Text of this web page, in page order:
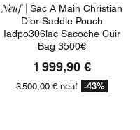
Neuf | Sac A Main Christian
Dior Saddle Pouch
Iadpo306lac Sacoche Cuir
Bag 3500€
1 999,90 €
3 500,00 €neuf -43%